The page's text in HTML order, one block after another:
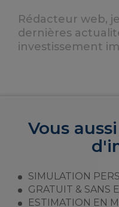
Rédacteur web,
dernières
investissement
Vous
SIMULATION
GRATUIT & SANS
ESTIMATION EN